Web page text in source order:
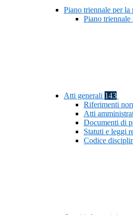
Piano triennale per la
Piano
Atti generali 143
Riferimenti
Atti
Documenti di
Statuti e leggi
Codice